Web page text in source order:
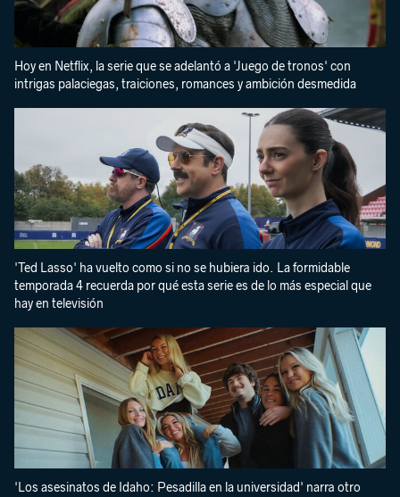
Hoy en Netflix, la serie que se adelantó a 'Juego de tronos' con
intrigas palaciegas, traiciones, romances y ambición desmedida
'Ted Lasso' ha vuelto como si no se hubiera ido. La formidable
temporada 4 recuerda por qué esta serie es de lo más especial que
hay en televisión
'Los asesinatos de Idaho: Pesadilla en la universidad' narra otro